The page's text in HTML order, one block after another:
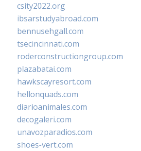
csity2022.org
ibsarstudyabroad.com
bennusehgall.com
tsecincinnati.com
roderconstructiongroup.com
plazabatai.com
hawkscayresort.com
hellonquads.com
diarioanimales.com
decogaleri.com
unavozparadios.com
shoes-vert.com